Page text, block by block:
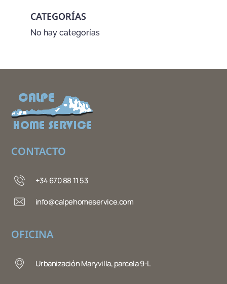
CATEGORÍAS
No hay categorías
CONTACTO
+34 670 88 11 53
info@calpehomeservice.com
OFICINA
Urbanización Maryvilla, parcela 9-L